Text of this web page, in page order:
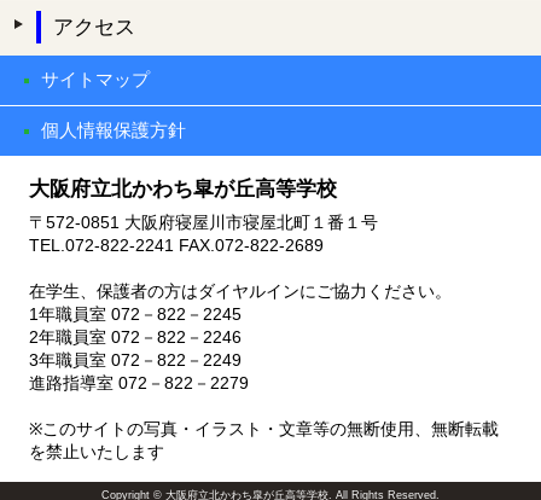
アクセス
サイトマップ
個人情報保護方針
大阪府立北かわち皐が丘高等学校
〒572-0851 大阪府寝屋川市寝屋北町１番１号
TEL.072-822-2241 FAX.072-822-2689
在学生、保護者の方はダイヤルインにご協力ください。
1年職員室 072－822－2245
2年職員室 072－822－2246
3年職員室 072－822－2249
進路指導室 072－822－2279
※このサイトの写真・イラスト・文章等の無断使用、無断転載
を禁止いたします
Copyright © 大阪府立北かわち皐が丘高等学校. All Rights Reserved.